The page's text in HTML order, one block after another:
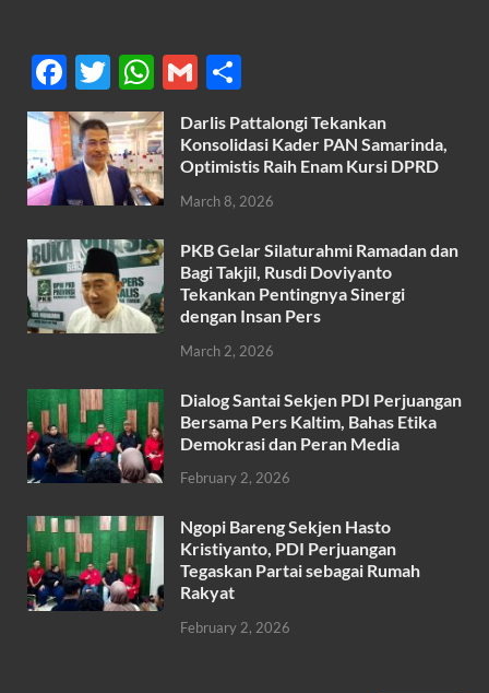
F
ac
e
b
o
o
k
T
w
itt
er
W
h
at
s
A
p
p
G
m
ail
h
ar
e
Darlis Pattalongi Tekankan
Konsolidasi Kader PAN Samarinda,
Optimistis Raih Enam Kursi DPRD
March 8, 2026
PKB Gelar Silaturahmi Ramadan dan
Bagi Takjil, Rusdi Doviyanto
Tekankan Pentingnya Sinergi
dengan Insan Pers
March 2, 2026
Dialog Santai Sekjen PDI Perjuangan
Bersama Pers Kaltim, Bahas Etika
Demokrasi dan Peran Media
February 2, 2026
Ngopi Bareng Sekjen Hasto
Kristiyanto, PDI Perjuangan
Tegaskan Partai sebagai Rumah
Rakyat
February 2, 2026